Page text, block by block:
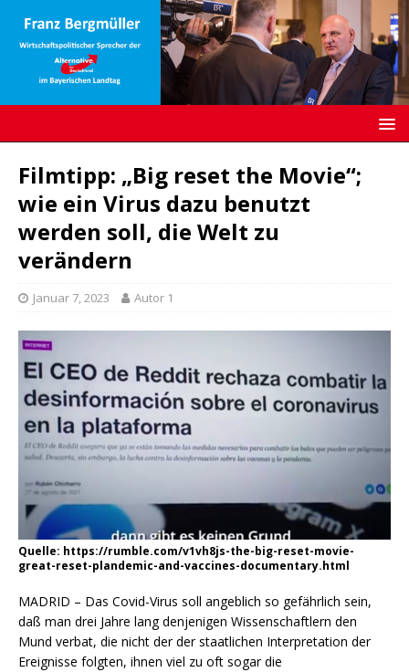
Filmtipp: „Big reset the Movie“;
wie ein Virus dazu benutzt
werden soll, die Welt zu
verändern
Januar 7, 2023 Autor 1
Quelle: https://rumble.com/v1vh8js-the-big-reset-movie-
great-reset-plandemic-and-vaccines-documentary.html
MADRID – Das Covid-Virus soll angeblich so gefährlich sein,
daß man drei Jahre lang denjenigen Wissenschaftlern den
Mund verbat, die nicht der der staatlichen Interpretation der
Ereignisse folgten, ihnen viel zu oft sogar die